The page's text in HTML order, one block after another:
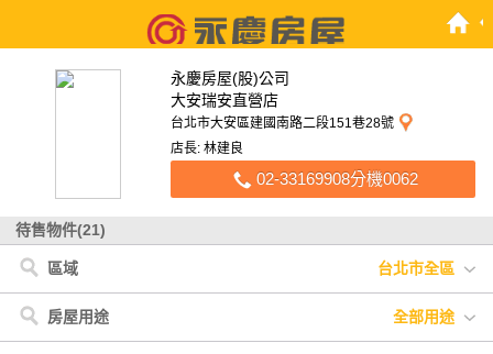
永慶房屋(股)公司
大安瑞安直營店
台北市大安區建國南路二段151巷28號
店長: 林建良
02-33169908分機0062
待售物件(21)
區域 台北市全區
台北市
< 台北市 大安區
房屋用途 全部用途